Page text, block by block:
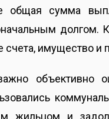
общая сумма
долгом.
счета, имущество
объективно
жильцом и